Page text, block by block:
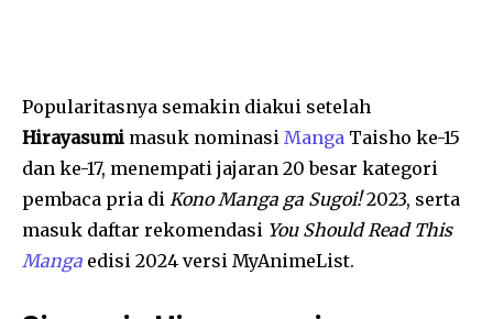
Popularitasnya semakin diakui setelah
Hirayasumi masuk nominasi Manga Taisho ke-15
dan ke-17, menempati jajaran 20 besar kategori
pembaca pria di Kono Manga ga Sugoi!2023, serta
masuk daftar rekomendasi You Should Read This
Manga edisi 2024 versi MyAnimeList.